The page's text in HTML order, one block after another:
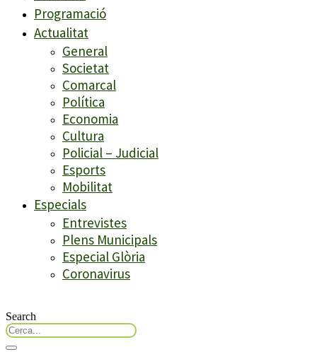
Programació
Actualitat
General
Societat
Comarcal
Política
Economia
Cultura
Policial – Judicial
Esports
Mobilitat
Especials
Entrevistes
Plens Municipals
Especial Glòria
Coronavirus
Search